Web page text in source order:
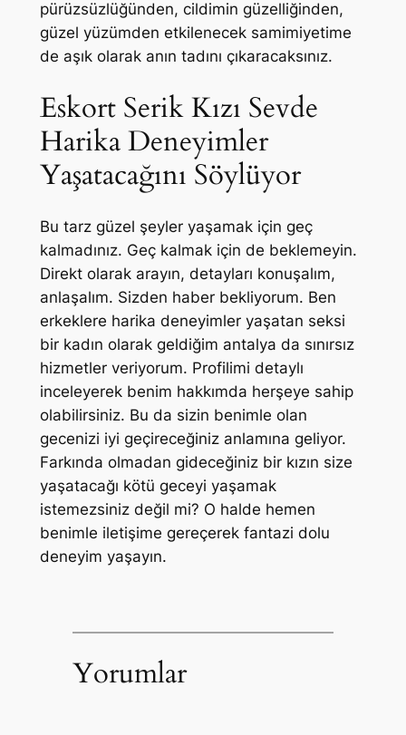
pürüzsüzlüğünden, cildimin güzelliğinden,
güzel yüzümden etkilenecek samimiyetime
de aşık olarak anın tadını çıkaracaksınız.
Eskort Serik Kızı Sevde
Harika Deneyimler
Yaşatacağını Söylüyor
Bu tarz güzel şeyler yaşamak için geç
kalmadınız. Geç kalmak için de beklemeyin.
Direkt olarak arayın, detayları konuşalım,
anlaşalım. Sizden haber bekliyorum. Ben
erkeklere harika deneyimler yaşatan seksi
bir kadın olarak geldiğim antalya da sınırsız
hizmetler veriyorum. Profilimi detaylı
inceleyerek benim hakkımda herşeye sahip
olabilirsiniz. Bu da sizin benimle olan
gecenizi iyi geçireceğiniz anlamına geliyor.
Farkında olmadan gideceğiniz bir kızın size
yaşatacağı kötü geceyi yaşamak
istemezsiniz değil mi? O halde hemen
benimle iletişime gereçerek fantazi dolu
deneyim yaşayın.
Yorumlar